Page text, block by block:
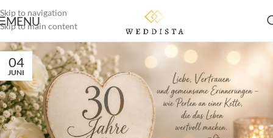
Skip to navigation
Skip to main content
MENU
04
JUNI